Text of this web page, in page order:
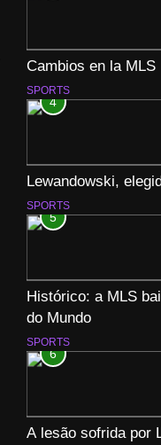
Cambios en la MLS
SPORTS
4
Lewandowski,
SPORTS
5
Histórico: a MLS
do Mundo
SPORTS
6
A lesão sofrida por